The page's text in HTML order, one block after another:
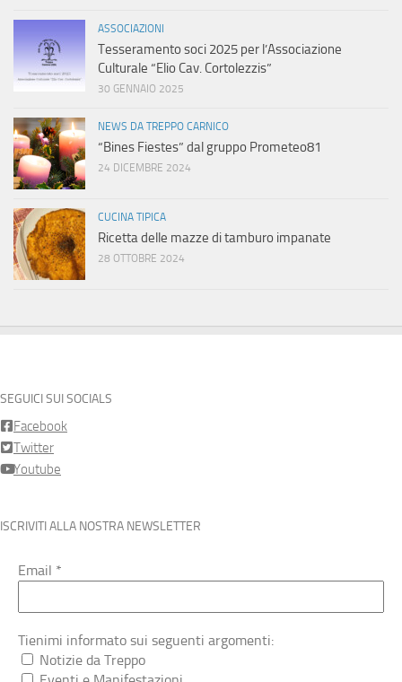
ASSOCIAZIONI
Tesseramento soci 2025 per l’Associazione
Culturale “Elio Cav. Cortolezzis”
30 GENNAIO 2025
NEWS DA TREPPO CARNICO
“Bines Fiestes” dal gruppo Prometeo81
24 DICEMBRE 2024
CUCINA TIPICA
Ricetta delle mazze di tamburo impanate
28 OTTOBRE 2024
SEGUICI SUI SOCIALS
Facebook
Twitter
Youtube
ISCRIVITI ALLA NOSTRA NEWSLETTER
Email *
Tienimi informato sui seguenti argomenti:
Notizie da Treppo